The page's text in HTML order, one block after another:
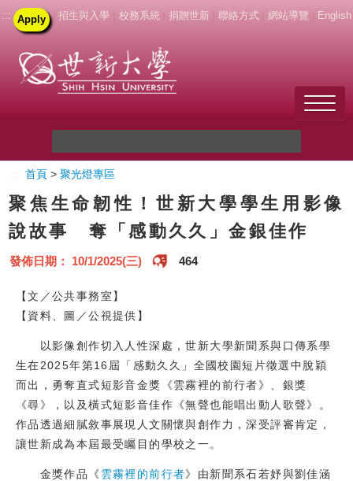
::: Apply | 招生與入學 校務系統 捐贈世新 聯絡方式 網站導覽 English
關於世新
未來學生
新生
在校生
教職員
媒體
首頁 >聚光燈專區
聚焦生命韌性！世新大學學生用影像
說故事 奪「感動久久」金銀佳作
發佈日期： 10/1/2025(三) 464
【文／公共事務室】
【資料、圖／公視提供】
以影像創作切入人性深處，世新大學新聞系與口傳系學
生在2025年第16屆「感動久久」全國校園短片徵選中脫穎
而出，勇奪直式短影音金獎《雲霧裡的前行者》、銀獎
《尋》，以及橫式短影音佳作《無聲也能唱出動人歌聲》。
作品透過細膩敘事展現人文關懷與創作力，深受評審肯定，
讓世新成為本屆最受矚目的學校之一。
金獎作品《 雲霧裡的前行者》由新聞系石若妤與劉佳涵